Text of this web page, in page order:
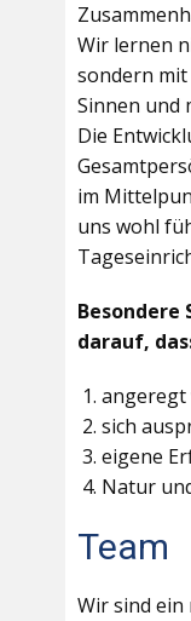
Wir lernen
sondern
Sinnen und
Die
im
uns wohl
Besondere
darauf,
angeregt
sich
eigene
Natur
Team
Wir sind